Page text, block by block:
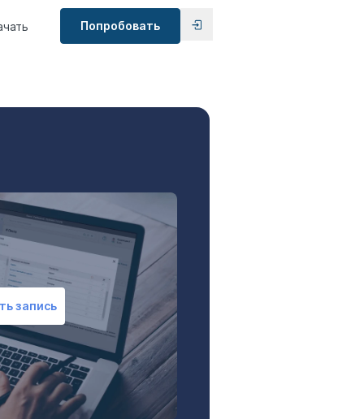
Попробовать
запись